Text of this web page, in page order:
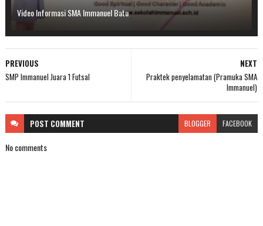
Video Informasi SMA Immanuel Batu
NEXT
Praktek penyelamatan (Pramuka SMA
Immanuel)
PREVIOUS
SMP Immanuel Juara 1 Futsal
POST COMMENT BLOGGER FACEBOOK
No comments